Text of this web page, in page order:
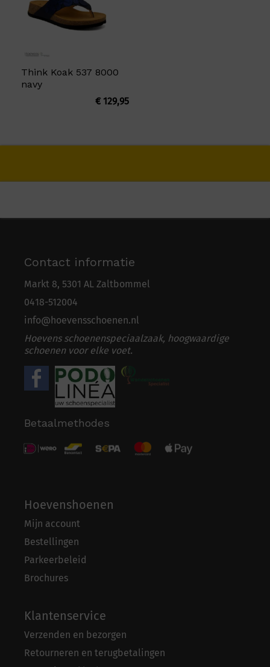
Think Koak 537 8000
navy
€129,95
Contact informatie
Markt 8, 5301 AL Zaltbommel
0418-512004
info@hoevensschoenen.nl
Hoevens schoenenspeciaalzaak, hoogwaardige
schoenen voor elke voet.
Betaalmethodes
Hoevenshoenen
Mijn account
Bestellingen
Parkeerbeleid
Brochures
Klantenservice
Verzenden en bezorgen
Retourneren en terugbetalingen